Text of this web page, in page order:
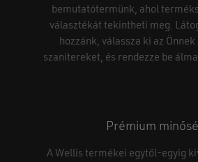
Nincsenek
GO TO
bemutatótermünk, ahol
választékát tekintheti meg.
hozzánk, válassza ki az
szanitereket, és rendezze be
Prémium
A Wellis termékei egytől-egyig